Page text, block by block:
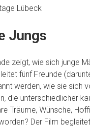
Lübeck
Jungs
zeigt, wie sich junge
fünf Freunde
werden, wie sie sich
die unterschiedlicher
Träume, Wünsche,
Der Film